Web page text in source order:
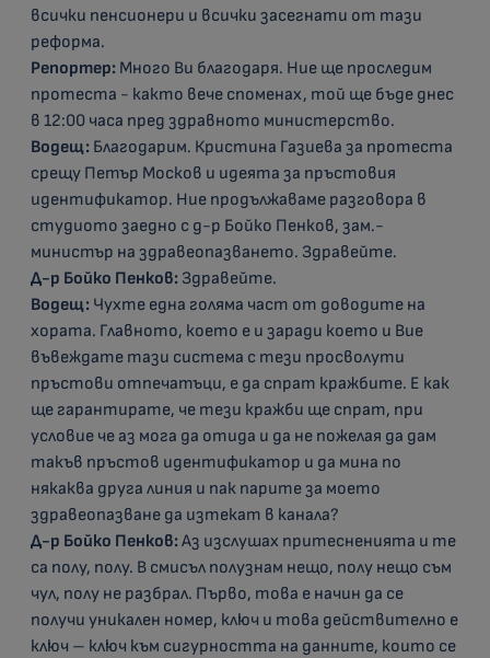
всички пенсионери и всички засегнати от тази
реформа.
Репортер: Много Ви благодаря. Ние ще проследим
протеста - както вече споменах, той ще бъде днес
в 12:00 часа пред здравното министерство.
Водещ: Благодарим. Кристина Газиева за протеста
срещу Петър Москов и идеята за пръстовия
идентификатор. Ние продължаваме разговора в
студиото заедно с д-р Бойко Пенков, зам.-
министър на здравеопазването. Здравейте.
Д-р Бойко Пенков: Здравейте.
Водещ: Чухте една голяма част от доводите на
хората. Главното, което е и заради което и Вие
въвеждате тази система с тези просволути
пръстови отпечатъци, е да спрат кражбите. Е как
ще гарантирате, че тези кражби ще спрат, при
условие че аз мога да отида и да не пожелая да дам
такъв пръстов идентификатор и да мина по
някаква друга линия и пак парите за моето
здравеопазване да изтекат в канала?
Д-р Бойко Пенков:Аз изслушах притесненията и те
са полу, полу. В смисъл полузнам нещо, полу нещо съм
чул, полу не разбрал. Първо, това е начин да се
получи уникален номер, ключ и това действително е
ключ – ключ към сигурността на данните, които се